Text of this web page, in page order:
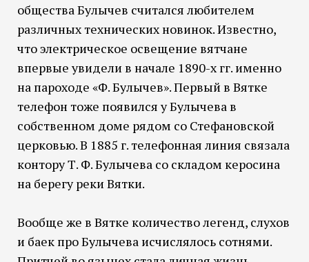
общества Булычев считался любителем
различных технических новинок. Известно,
что электрическое освещение вятчане
впервые увидели в начале 1890-х гг. именно
на пароходе «Ф. Булычев». Первый в Вятке
телефон тоже появился у Булычева в
собственном доме рядом со Стефановской
церковью. В 1885 г. телефонная линия связала
контору Т. Ф. Булычева со складом керосина
на берегу реки Вятки.
Вообще же в Вятке количество легенд, слухов
и баек про Булычева исчислялось сотнями.